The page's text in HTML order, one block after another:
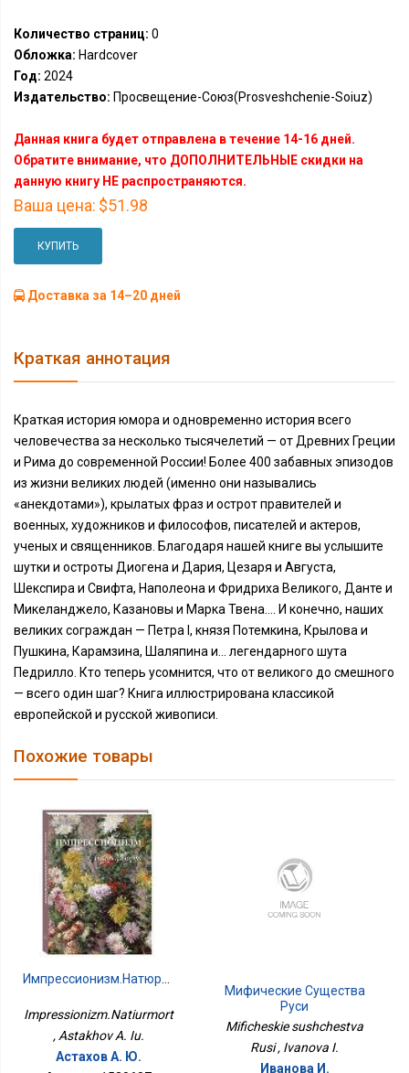
Количество страниц: 0
Обложка: Hardcover
Год: 2024
Издательство: Просвещение-Союз(Prosveshchenie-Soiuz)
Данная книга будет отправлена в течение 14-16 дней.
Обратите внимание, что ДОПОЛНИТЕЛЬНЫЕ скидки на
данную книгу НЕ распространяются.
Ваша цена: $51.98
КУПИТЬ
Доставка за 14–20 дней
Краткая аннотация
Краткая история юмора и одновременно история всего
человечества за несколько тысячелетий — от Древних Греции
и Рима до современной России! Более 400 забавных эпизодов
из жизни великих людей (именно они назывались
«анекдотами»), крылатых фраз и острот правителей и
военных, художников и философов, писателей и актеров,
ученых и священников. Благодаря нашей книге вы услышите
шутки и остроты Диогена и Дария, Цезаря и Августа,
Шекспира и Свифта, Наполеона и Фридриха Великого, Данте и
Микеланджело, Казановы и Марка Твена…. И конечно, наших
великих сограждан — Петра I, князя Потемкина, Крылова и
Пушкина, Карамзина, Шаляпина и… легендарного шута
Педрилло. Кто теперь усомнится, что от великого до смешного
— всего один шаг? Книга иллюстрирована классикой
европейской и русской живописи.
Похожие товары
Impressionizm.Natiurmort
, Astakhov A. Iu.
Астахов А. Ю.
Мифические Существа
Руси
Mificheskie sushchestva
Rusi , Ivanova I.
Иванова И.